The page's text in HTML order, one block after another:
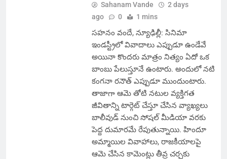
Sahanam Vande
2 days
ago
0 1 mins
సహనం వందే, న్యూఢిల్లీ: సినిమా
ఇండస్ట్రీలో వివాదాలు ఎప్పుడూ ఉండేవే
అయినా కొందరు మాత్రం నిత్యం ఏదో ఒక
బాంబు పేలుస్తూనే ఉంటారు. అందులో నటి
కంగనా రనౌత్ ఎప్పుడూ ముందుంటారు.
తాజాగా ఆమె తోటి నటుల వ్యక్తిగత
జీవితాన్ని టార్గెట్ చేస్తూ చేసిన వ్యాఖ్యలు
బాలీవుడ్ నుంచి సోషల్ మీడియా వరకు
పెద్ద దుమారమే రేపుతున్నాయి. హిందూ
అమ్మాయిల వివాహాలు, రాజకీయాలపై
ఆమె చేసిన కామెంట్లు తీవ్ర చర్చకు